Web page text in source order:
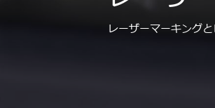
レーザーマーキング